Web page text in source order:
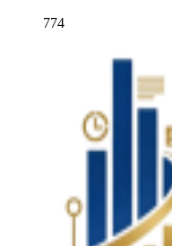
774